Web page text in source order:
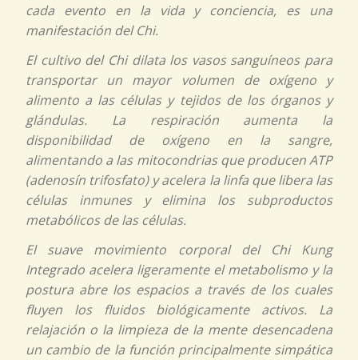
cada evento en la vida y conciencia, es una
manifestación delChi.
El cultivo del Chidilata los vasos sanguíneos para
transportar un mayor volumen de oxígeno y
alimento a las células y tejidos de los órganos y
glándulas. La respiración aumenta la
disponibilidad de oxígeno en la sangre,
alimentando a las mitocondrias que producen ATP
(adenosín trifosfato)y acelera la linfa que libera las
células inmunes y elimina los subproductos
metabólicos de las células.
El suave movimiento corporal del Chi Kung
Integrado acelera ligeramente el metabolismo y la
postura abre los espacios a través de los cuales
fluyen los fluidos biológicamente activos. La
relajación o la limpieza de la mente desencadena
un cambio de la función principalmente simpática